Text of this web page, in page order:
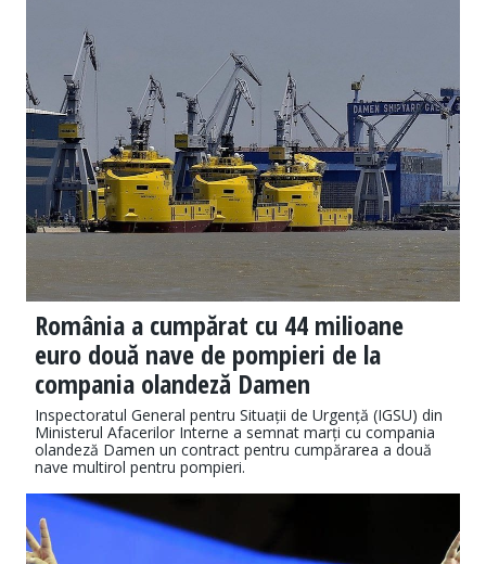
România a cumpărat cu 44 milioane
euro două nave de pompieri de la
compania olandeză Damen
Inspectoratul General pentru Situații de Urgență (IGSU) din
Ministerul Afacerilor Interne a semnat marți cu compania
olandeză Damen un contract pentru cumpărarea a două
nave multirol pentru pompieri.